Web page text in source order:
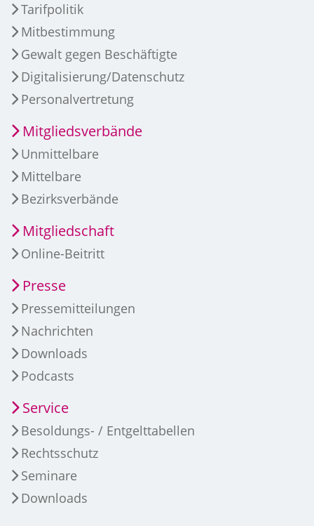
Tarifpolitik
Mitbestimmung
Gewalt gegen Beschäftigte
Digitalisierung/Datenschutz
Personalvertretung
Mitgliedsverbände
Unmittelbare
Mittelbare
Bezirksverbände
Mitgliedschaft
Online-Beitritt
Presse
Pressemitteilungen
Nachrichten
Downloads
Podcasts
Service
Besoldungs- / Entgelttabellen
Rechtsschutz
Seminare
Downloads